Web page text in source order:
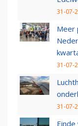
31-07-
Meer
31-07-
31-07-